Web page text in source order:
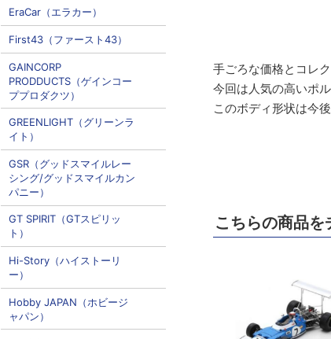
手ごろな価格とコレ
今回は人気の高いポ
このボディ形状は今
こちらの商品
EraCar（エラカー）
First43（ファースト43）
GAINCORP
PRODDUCTS（ゲインコー
ププロダクツ）
GREENLIGHT（グリーンラ
イト）
GSR（グッドスマイルレー
シング/グッドスマイルカン
パニー）
GT SPIRIT（GTスピリッ
ト）
Hi-Story（ハイストーリ
ー）
Hobby JAPAN（ホビージ
ャパン）